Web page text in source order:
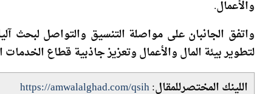
واتفق الجانبان على مواصلة التنسيق والتواصل لبحث
لتطوير بيئة المال والأعمال وتعزيز جاذبية قطاع الخدمات
اللينك المختصرللمقال:https://amwalalghad.com/qsih